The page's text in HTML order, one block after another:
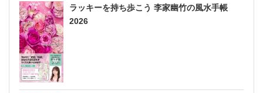
ラッキーを持ち歩こう 李家幽竹の風水手帳
2026